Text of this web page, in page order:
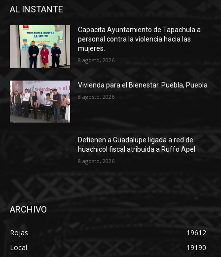
AL INSTANTE
Capacita Ayuntamiento de Tapachula a
personal contra la violencia hacia las
mujeres.
8 agosto, 2026
Vivienda para el Bienestar. Puebla, Puebla
8 agosto, 2026
Detienen a Guadalupe ligada a red de
huachicol fiscal atribuida a Ruffo Apel
8 agosto, 2026
ARCHIVO
Rojas
19612
Local
19190